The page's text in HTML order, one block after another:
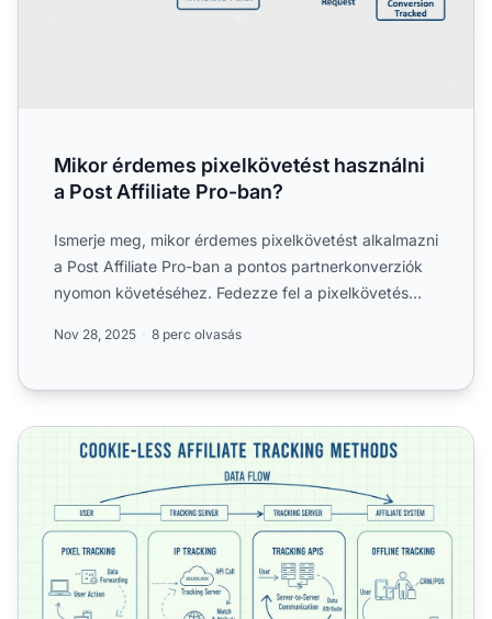
Mikor érdemes pixelkövetést használni
a Post Affiliate Pro-ban?
Ismerje meg, mikor érdemes pixelkövetést alkalmazni
a Post Affiliate Pro-ban a pontos partnerkonverziók
nyomon követéséhez. Fedezze fel a pixelkövetés
Nov 28, 2025 8 perc olvasás
Sütimentes partnerkövetés: Teljes útmutató a sütik nélküli